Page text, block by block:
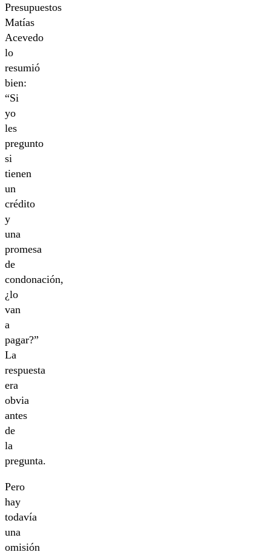
Presupuestos
Matías
Acevedo
lo
resumió
bien:
“Si
yo
les
pregunto
si
tienen
un
crédito
y
una
promesa
de
condonación,
¿lo
van
a
pagar?”
La
respuesta
era
obvia
antes
de
la
pregunta.
Pero
hay
todavía
una
omisión